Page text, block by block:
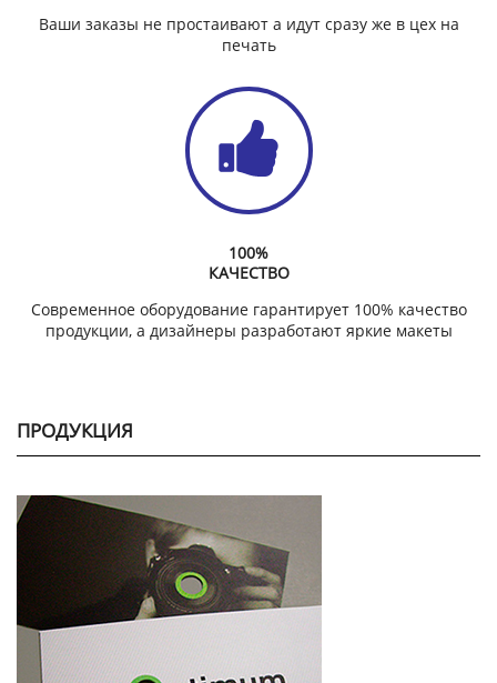
Ваши заказы не простаивают а идут сразу же в цех на
печать
100%
КАЧЕСТВО
Современное оборудование гарантирует 100% качество
продукции, а дизайнеры разработают яркие макеты
ПРОДУКЦИЯ